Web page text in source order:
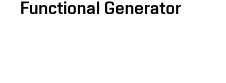
Functional Generator